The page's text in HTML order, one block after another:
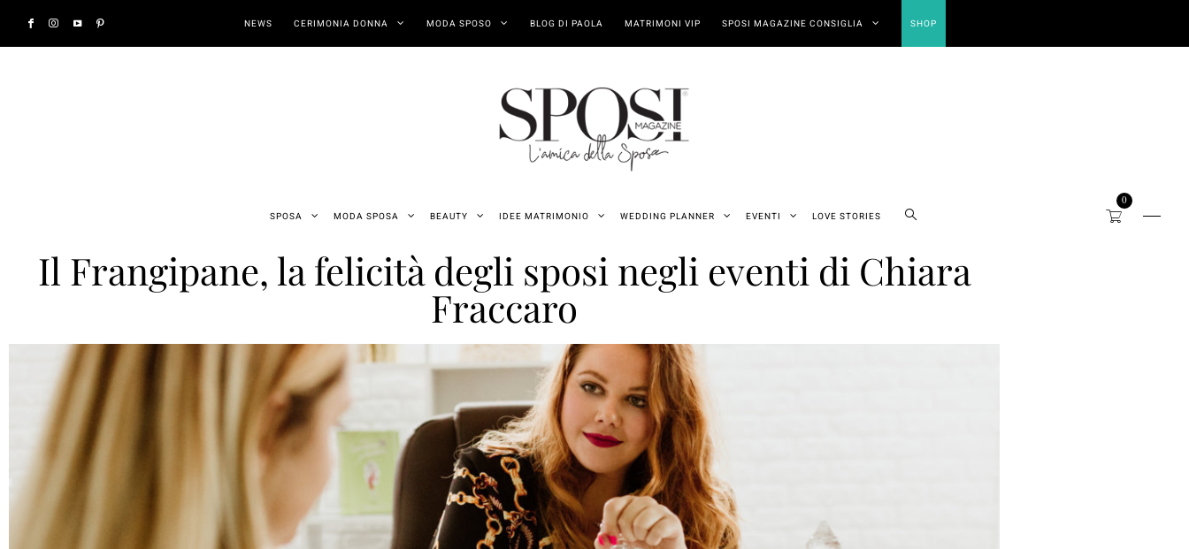
NEWS CERIMONIA DONNA MODA SPOSO BLOG DI PAOLA MATRIMONI VIP SPOSI MAGAZINE CONSIGLIA SHOP
SPOSA MODA SPOSA BEAUTY IDEE MATRIMONIO WEDDING PLANNER EVENTI LOVE STORIES
0
Il Frangipane, la felicità degli sposi negli eventi di Chiara
Fraccaro